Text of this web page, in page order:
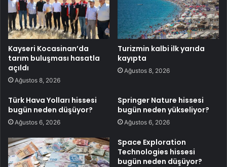
Kayseri Kocasinan’da
tarım buluşması hasatla
açıldı
Ağustos 8, 2026
Turizmin kalbi ilk yarıda
kayıpta
Ağustos 8, 2026
Türk Hava Yolları hissesi
bugün neden düşüyor?
Ağustos 6, 2026
Springer Nature hissesi
bugün neden yükseliyor?
Ağustos 6, 2026
Space Exploration
Technologies hissesi
bugün neden düşüyor?